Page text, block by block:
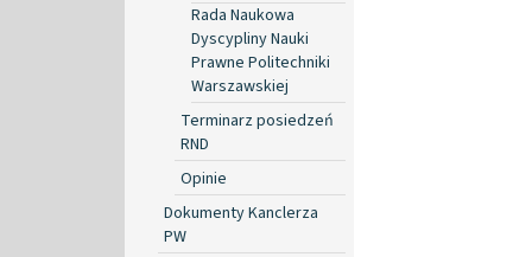
Rada Naukowa
Dyscypliny Nauki
Prawne Politechniki
Warszawskiej
Terminarz posiedzeń
RND
Opinie
Dokumenty Kanclerza
PW